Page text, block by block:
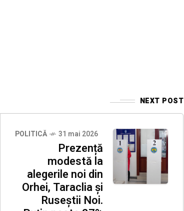
NEXT POST
POLITICĂ 31 mai 2026
Prezență
modestă la
alegerile noi din
Orhei, Taraclia și
Ruseștii Noi.